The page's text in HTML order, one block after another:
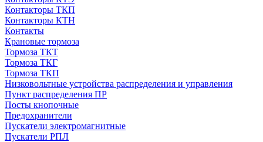
Контакторы ТКП
Контакторы КТН
Контакты
Крановые тормоза
Тормоза ТКТ
Тормоза ТКГ
Тормоза ТКП
Низковольтные устройства распределения и управления
Пункт распределения ПР
Посты кнопочные
Предохранители
Пускатели электромагнитные
Пускатели РПЛ